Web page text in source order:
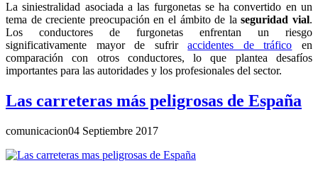
La siniestralidad asociada a las furgonetas se ha convertido en un
tema de creciente preocupación en el ámbito de laseguridad vial.
Los conductores de furgonetas enfrentan un riesgo
significativamente mayor de sufriraccidentes de tráfico en
comparación con otros conductores, lo que plantea desafíos
importantes para las autoridades y los profesionales del sector.
Las carreteras más peligrosas de España
comunicacion04 Septiembre 2017